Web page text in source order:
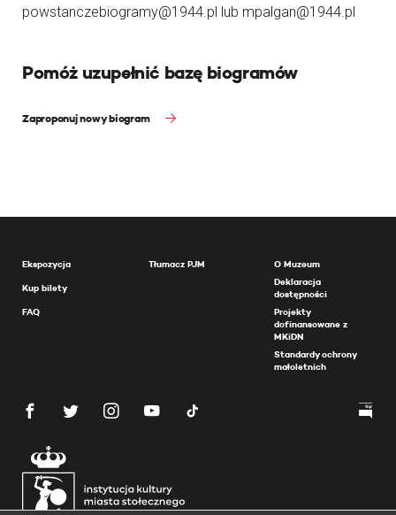
powstanczebiogramy@1944.pl lub mpalgan@1944.pl
Pomóż uzupełnić bazę biogramów
Zaproponuj nowy biogram
Ekspozycja
Kup bilety
FAQ
Tłumacz PJM
O Muzeum
Deklaracja
dostępności
Projekty
dofinansowane z
MKiDN
Standardy ochrony
małoletnich